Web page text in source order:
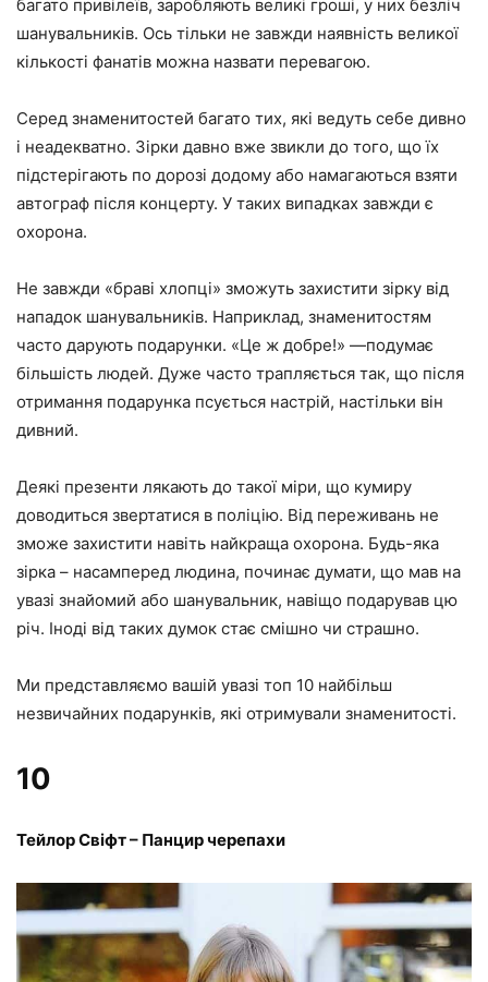
багато привілеїв, заробляють великі гроші, у них безліч
шанувальників. Ось тільки не завжди наявність великої
кількості фанатів можна назвати перевагою.
Серед знаменитостей багато тих, які ведуть себе дивно
і неадекватно. Зірки давно вже звикли до того, що їх
підстерігають по дорозі додому або намагаються взяти
автограф після концерту. У таких випадках завжди є
охорона.
Не завжди «браві хлопці» зможуть захистити зірку від
нападок шанувальників. Наприклад, знаменитостям
часто дарують подарунки. «Це ж добре!» —подумає
більшість людей. Дуже часто трапляється так, що після
отримання подарунка псується настрій, настільки він
дивний.
Деякі презенти лякають до такої міри, що кумиру
доводиться звертатися в поліцію. Від переживань не
зможе захистити навіть найкраща охорона. Будь-яка
зірка – насамперед людина, починає думати, що мав на
увазі знайомий або шанувальник, навіщо подарував цю
річ. Іноді від таких думок стає смішно чи страшно.
Ми представляємо вашій увазі топ 10 найбільш
незвичайних подарунків, які отримували знаменитості.
10
Тейлор Свіфт – Панцир черепахи